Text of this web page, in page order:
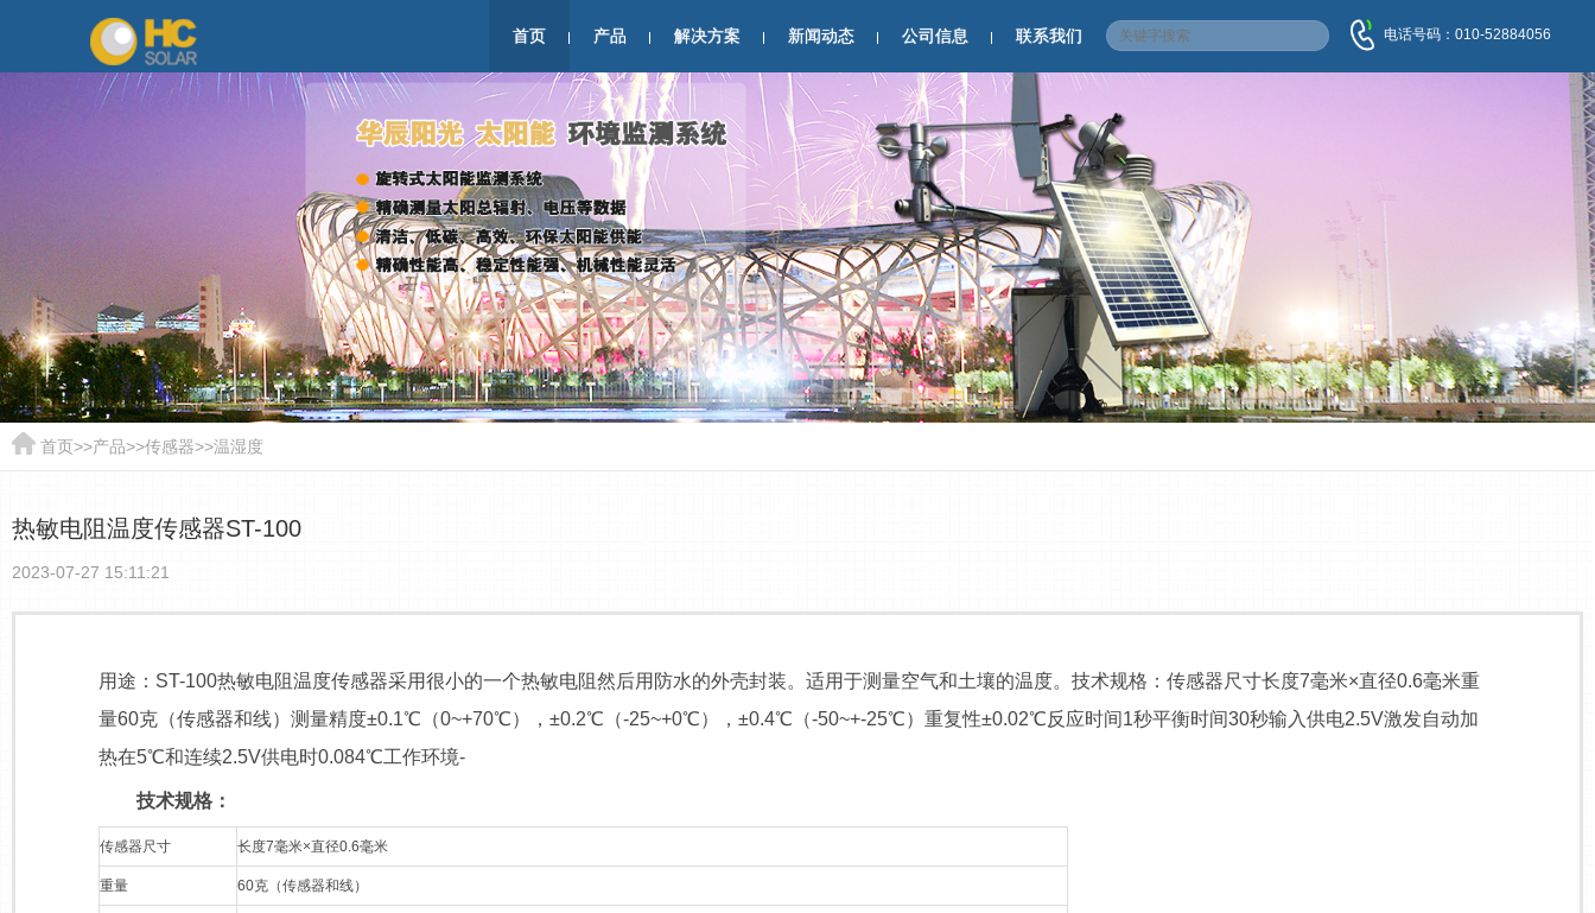
首页 产品 解决方案 新闻动态 公司信息 联系我们 电话号码：010-52884056
首页>>产品>>传感器>>温湿度
热敏电阻温度传感器ST-100
2023-07-27 15:11:21
用途：ST-100热敏电阻温度传感器采用很小的一个热敏电阻然后用防水的外壳封装。适用于测量空气和土壤的温度。技术规格：传感器尺寸长度7毫米×直径0.6毫米重
量60克（传感器和线）测量精度±0.1℃（0~+70℃），±0.2℃（-25~+0℃），±0.4℃（-50~+-25℃）重复性±0.02℃反应时间1秒平衡时间30秒输入供电2.5V激发自动加
热在5℃和连续2.5V供电时0.084℃工作环境-
技术规格：
传感器尺寸 长度7毫米×直径0.6毫米
重量 60克（传感器和线）